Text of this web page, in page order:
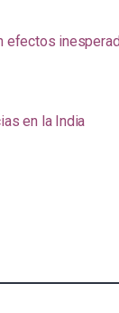
efectos
en la India